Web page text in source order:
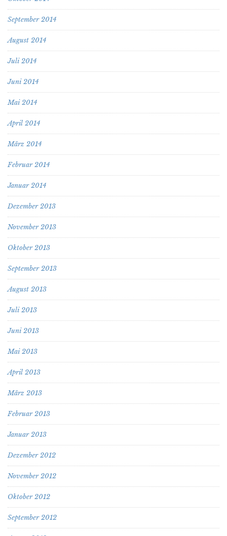
September 2014
August 2014
Juli 2014
Juni 2014
Mai 2014
April 2014
März 2014
Februar 2014
Januar 2014
Dezember 2013
November 2013
Oktober 2013
September 2013
August 2013
Juli 2013
Juni 2013
Mai 2013
April 2013
März 2013
Februar 2013
Januar 2013
Dezember 2012
November 2012
Oktober 2012
September 2012